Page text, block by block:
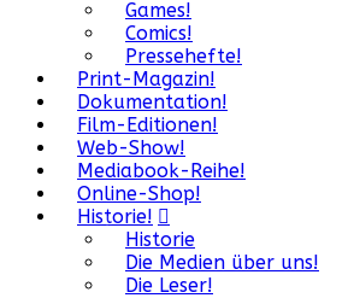
Games!
Comics!
Pressehefte!
Print-Magazin!
Dokumentation!
Film-Editionen!
Web-Show!
Mediabook-Reihe!
Online-Shop!
Historie!
Historie
Die Medien über uns!
Die Leser!